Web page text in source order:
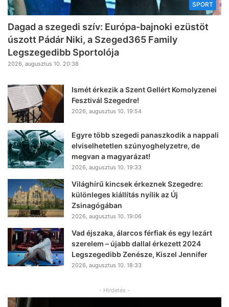
SPORT
Dagad a szegedi szív: Európa-bajnoki ezüstöt
úszott Pádár Niki, a Szeged365 Family
Legszegedibb Sportolója
2026, augusztus 10. 20:38
Ismét érkezik a Szent Gellért Komolyzenei
Fesztivál Szegedre!
2026, augusztus 10. 19:54
Egyre több szegedi panaszkodik a nappali
elviselhetetlen szúnyoghelyzetre, de
megvan a magyarázat!
2026, augusztus 10. 19:33
Világhírű kincsek érkeznek Szegedre:
különleges kiállítás nyílik az Új
Zsinagógában
2026, augusztus 10. 19:06
Vad éjszaka, álarcos férfiak és egy lezárt
szerelem – újabb dallal érkezett 2024
Legszegedibb Zenésze, Kiszel Jennifer
2026, augusztus 10. 18:33
- Hirdetés -